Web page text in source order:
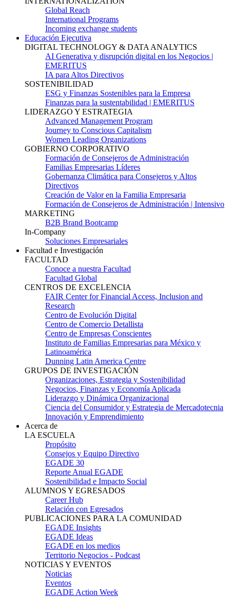
Global Reach
International Programs
Incoming exchange students
Educación Ejecutiva
DIGITAL TECHNOLOGY & DATA ANALYTICS
AI Generativa y disrupción digital en los Negocios |
EMERITUS
IA para Altos Directivos
SOSTENIBILIDAD
ESG y Finanzas Sostenibles para la Empresa
Finanzas para la sustentabilidad | EMERITUS
LIDERAZGO Y ESTRATEGIA
Advanced Management Program
Journey to Conscious Capitalism
Women Leading Organizations
GOBIERNO CORPORATIVO
Formación de Consejeros de Administración
Familias Empresarias Líderes
Gobernanza Climática para Consejeros y Altos
Directivos
Creación de Valor en la Familia Empresaria
Formación de Consejeros de Administración | Intensivo
MARKETING
B2B Brand Bootcamp
In-Company
Soluciones Empresariales
Facultad e Investigación
FACULTAD
Conoce a nuestra Facultad
Facultad Global
CENTROS DE EXCELENCIA
FAIR Center for Financial Access, Inclusion and
Research
Centro de Evolución Digital
Centro de Comercio Detallista
Centro de Empresas Conscientes
Instituto de Familias Empresarias para México y
Latinoamérica
Dunning Latin America Centre
GRUPOS DE INVESTIGACIÓN
Organizaciones, Estrategia y Sostenibilidad
Negocios, Finanzas y Economía Aplicada
Liderazgo y Dinámica Organizacional
Ciencia del Consumidor y Estrategia de Mercadotecnia
Innovación y Emprendimiento
Acerca de
LA ESCUELA
Propósito
Consejos y Equipo Directivo
EGADE 30
Reporte Anual EGADE
Sostenibilidad e Impacto Social
ALUMNOS Y EGRESADOS
Career Hub
Relación con Egresados
PUBLICACIONES PARA LA COMUNIDAD
EGADE Insights
EGADE Ideas
EGADE en los medios
Territorio Negocios - Podcast
NOTICIAS Y EVENTOS
Noticias
Eventos
EGADE Action Week